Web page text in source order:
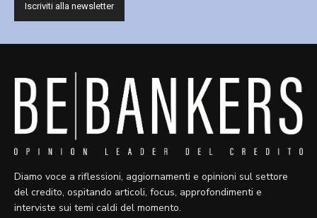
Diamo voce a riflessioni, aggiornamenti e opinioni sul settore
del credito, ospitando articoli, focus, approfondimenti e
interviste sui temi caldi del momento.